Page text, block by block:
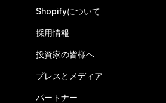
Shopifyについて
採用情報
投資家の皆様へ
プレスとメディア
パートナー